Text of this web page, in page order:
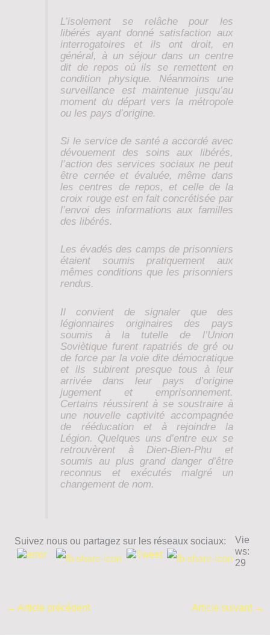
L’isolement se relâche pour les
libérés ayant donné satisfaction aux
interrogatoires et ils ont droit, en
général, à un séjour dans un centre
dit de repos où ils se remettent en
condition physique. Néanmoins une
surveillance est maintenue jusqu’au
moment du départ vers la métropole
ou les pays d’origine.
Si le service de santé a accordé avec
dévouement des soins aux libérés,
l’action des services sociaux ne peut
être cernée et évaluée, même dans
les centres de repos, et celle de la
croix rouge est en fait concrétisée par
l’envoi des informations aux familles
des libérés.
Les évadés des camps de prisonniers
étaient soumis pratiquement aux
mêmes conditions que les prisonniers
rendus.
Il convient de signaler que des
légionnaires originaires des pays
soumis à la tutelle de l’Union
Soviètique furent rapatriés de gré ou
de force par la voie dite démocratique
et ils subirent presque tous à leur
arrivée dans leur pays d’origine
jugement et emprisonnement.
Certains réussirent à se soustraire à
une nouvelle captivité accompagnée
de rééducation et à rejoindre la
Légion. Quelques uns d’entre eux se
retrouvèrent à Dien-Bien-Phu et
soumis au plus grand danger d’être
reconnus et exécutés malgré un
changement de nom.
Suivez nous ou partagez sur les réseaux sociaux:
Vie
ws:
29
← Article précédent Article suivant →